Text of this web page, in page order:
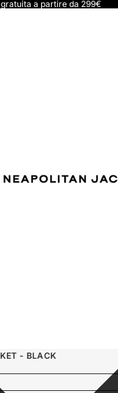
a partire da 299€
- BLACK